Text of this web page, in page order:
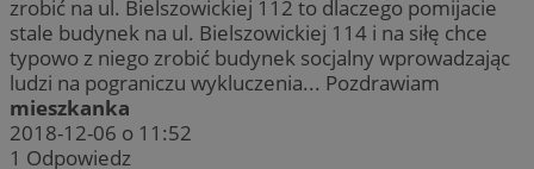
zrobić na ul. Bielszowickiej 112 to dlaczego pomijacie
stale budynek na ul. Bielszowickiej 114 i na siłę chce
typowo z niego zrobić budynek socjalny wprowadzając
ludzi na pograniczu wykluczenia... Pozdrawiam
mieszkanka
2018-12-06 o 11:52
1 Odpowiedz